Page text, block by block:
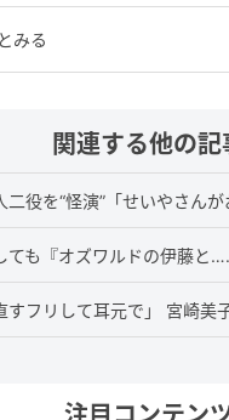
みる
関連する他の記
役を“怪演”「せいやさんが
も『オズワルドの伊藤と
フリして耳元で」 宮崎美